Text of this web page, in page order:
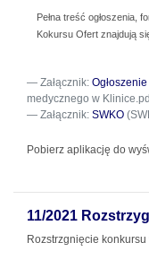
Pełna treść ogłoszenia,
Kokursu Ofert znajdują
Załącznik: Ogłoszenie
medycznego w
Załącznik: SWKO
Pobierz aplikację do
11/2021
Rozstrzgnięcie konkursu